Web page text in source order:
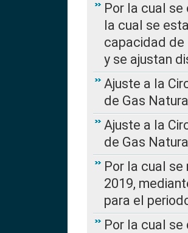
Por la cual se
la cual se
capacidad de
y se ajustan
Ajuste a la
de Gas
Ajuste a la
de Gas
Por la cual se
2019,
para el
Por la cual